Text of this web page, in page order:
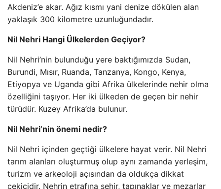
Akdeniz’e akar. Ağız kısmı yani denize dökülen alan
yaklaşık 300 kilometre uzunluğundadır.
Nil Nehri Hangi Ülkelerden Geçiyor?
Nil Nehri’nin bulunduğu yere baktığımızda Sudan,
Burundi, Mısır, Ruanda, Tanzanya, Kongo, Kenya,
Etiyopya ve Uganda gibi Afrika ülkelerinde nehir olma
özelliğini taşıyor. Her iki ülkeden de geçen bir nehir
türüdür. Kuzey Afrika’da bulunur.
Nil Nehri’nin önemi nedir?
Nil Nehri içinden geçtiği ülkelere hayat verir. Nil Nehri
tarım alanları oluşturmuş olup aynı zamanda yerleşim,
turizm ve arkeoloji açısından da oldukça dikkat
çekicidir. Nehrin etrafına şehir, tapınaklar ve mezarlar